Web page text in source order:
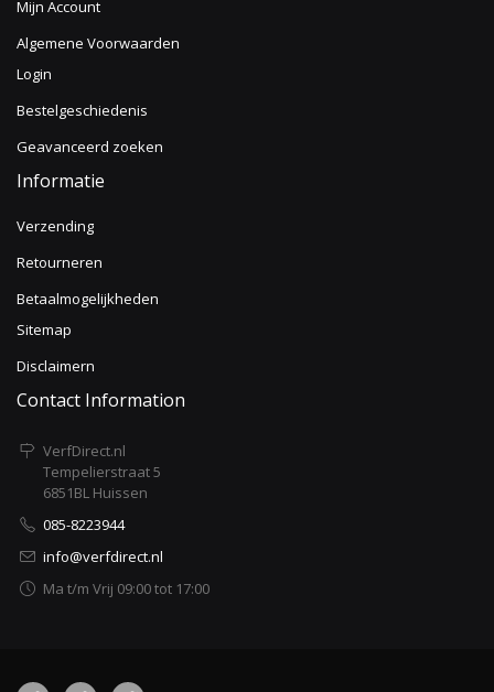
Mijn Account
Algemene Voorwaarden
Login
Bestelgeschiedenis
Geavanceerd zoeken
Informatie
Verzending
Retourneren
Betaalmogelijkheden
Sitemap
Disclaimern
Contact Information
VerfDirect.nl
Tempelierstraat 5
6851BL Huissen
085-8223944
info@verfdirect.nl
Ma t/m Vrij 09:00 tot 17:00